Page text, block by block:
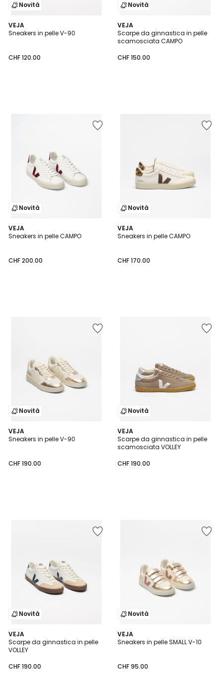
Novità
VEJA
Sneakers in pelle V-90
CHF 120.00
Novità
VEJA
Scarpe da ginnastica in pelle
scamosciata CAMPO
CHF 150.00
Novità
VEJA
Sneakers in pelle CAMPO
CHF 200.00
Novità
VEJA
Sneakers in pelle CAMPO
CHF 170.00
Novità
VEJA
Sneakers in pelle V-90
CHF 190.00
Novità
VEJA
Scarpe da ginnastica in pelle
scamosciata VOLLEY
CHF 190.00
Novità
VEJA
Scarpe da ginnastica in pelle
VOLLEY
CHF 190.00
Novità
VEJA
Sneakers in pelle SMALL V-10
CHF 95.00